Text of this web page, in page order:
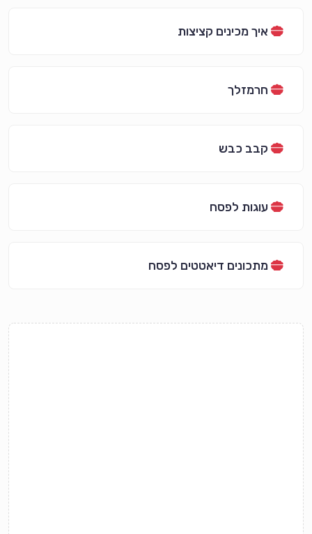
איך מכינים קציצות
חרמזלך
קבב כבש
עוגות לפסח
מתכונים דיאטטים לפסח